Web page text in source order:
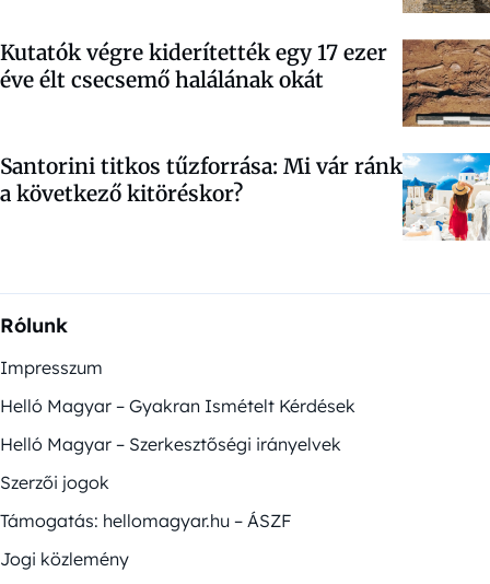
Kutatók végre kiderítették egy 17 ezer
éve élt csecsemő halálának okát
Santorini titkos tűzforrása: Mi vár ránk
a következő kitöréskor?
Rólunk
Impresszum
Helló Magyar – Gyakran Ismételt Kérdések
Helló Magyar – Szerkesztőségi irányelvek
Szerzői jogok
Támogatás: hellomagyar.hu – ÁSZF
Jogi közlemény